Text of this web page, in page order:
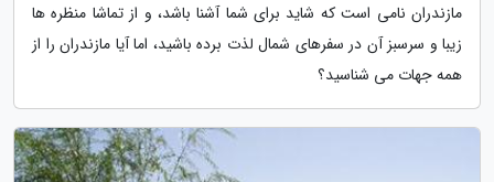
مازندران نامی است که شاید برای شما آشنا باشد، و از تماشا منظره ها
زیبا و سرسبز آن در سفرهای شمال لذت برده باشید، اما آیا مازندران را از
همه جهات می شناسید؟